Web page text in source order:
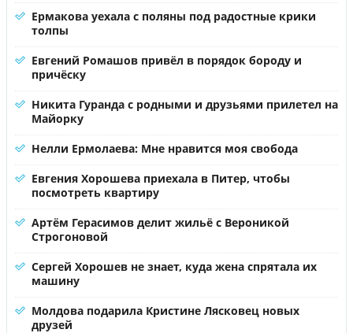
Ермакова уехала с поляны под радостные крики
толпы
Евгений Ромашов привёл в порядок бороду и
причёску
Никита Гуранда с родными и друзьями прилетел на
Майорку
Нелли Ермолаева: Мне нравится моя свобода
Евгения Хорошева приехала в Питер, чтобы
посмотреть квартиру
Артём Герасимов делит жильё с Вероникой
Строгоновой
Сергей Хорошев не знает, куда жена спрятала их
машину
Молдова подарила Кристине Лясковец новых
друзей